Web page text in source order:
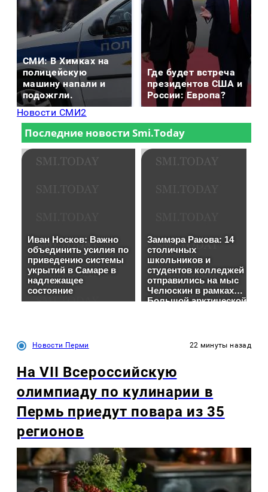
СМИ: В Химках на
полицейскую
машину напали и
подожгли.
Где будет встреча
президентов США и
России: Европа?
Новости СМИ2
Новости Перми 22 минуты назад
На VII Всероссийскую
олимпиаду по кулинарии в
Пермь приедут повара из 35
регионов